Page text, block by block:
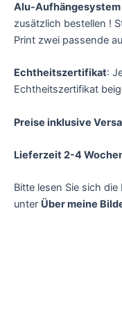
Alu-Aufhängesystem
zusätzlich bestellen !
Print zwei passende
Echtheitszertifikat:
Echtheitszertifikat
Preise inklusive
Lieferzeit 2-4
Bitte lesen Sie sich
unter Über meine